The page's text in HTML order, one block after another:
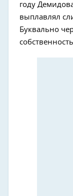
году
выплавлял
Буквально